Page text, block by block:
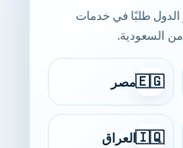
الدول طلبًا في خدمات
السعودية.
🇪🇬مصر
🇮🇶العراق